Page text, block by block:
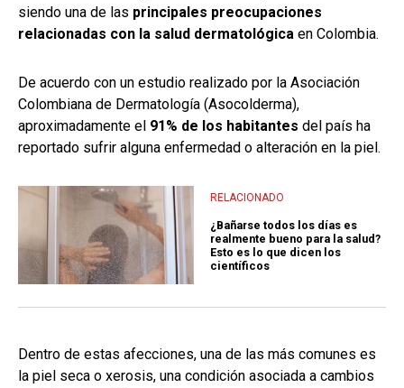
siendo una de las principales preocupaciones
relacionadas con la salud dermatológica en Colombia.
De acuerdo con un estudio realizado por la Asociación
Colombiana de Dermatología (Asocolderma),
aproximadamente el 91% de los habitantes del país ha
reportado sufrir alguna enfermedad o alteración en la piel.
RELACIONADO
¿Bañarse todos los días es
realmente bueno para la salud?
Esto es lo que dicen los
científicos
Dentro de estas afecciones, una de las más comunes es
la piel seca o xerosis, una condición asociada a cambios